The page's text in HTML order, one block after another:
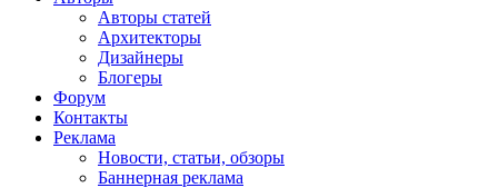
Авторы статей
Архитекторы
Дизайнеры
Блогеры
Форум
Контакты
Реклама
Новости, статьи, обзоры
Баннерная реклама